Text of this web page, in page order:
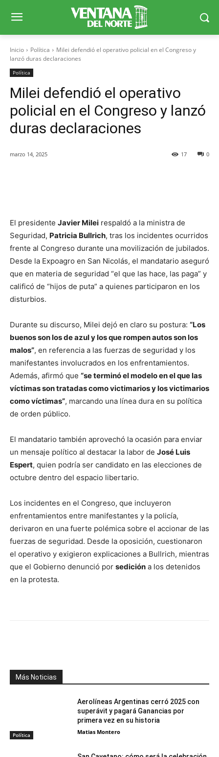
Inicio Política
Milei defendió el operativo policial en el Congreso y
lanzó duras declaraciones
Política
Milei defendió el operativo
policial en el Congreso y lanzó
duras declaraciones
marzo 14, 2025 0
17
El presidente Javier Milei respaldó a la ministra de
Seguridad, Patricia Bullrich, tras los incidentes ocurridos
frente al Congreso durante una movilización de jubilados.
Desde la Expoagro en San Nicolás, el mandatario aseguró
que en materia de seguridad “el que las hace, las paga” y
calificó de “hijos de puta” a quienes participaron en los
disturbios.
Durante su discurso, Milei dejó en claro su postura: “Los
buenos son los de azul y los que rompen autos son los
malos”, en referencia a las fuerzas de seguridad y los
manifestantes involucrados en los enfrentamientos.
Además, afirmó que “se terminó el modelo en el que las
víctimas son tratadas como victimarios y los victimarios
como víctimas”, marcando una línea dura en su política
de orden público.
El mandatario también aprovechó la ocasión para enviar
un mensaje político al destacar la labor de José Luis
Espert, quien podría ser candidato en las elecciones de
octubre dentro del espacio libertario.
Los incidentes en el Congreso, que incluyeron
enfrentamientos entre manifestantes y la policía,
derivaron en una fuerte polémica sobre el accionar de las
fuerzas de seguridad. Desde la oposición, cuestionaron
el operativo y exigieron explicaciones a Bullrich, mientras
que el Gobierno denunció por sedición a los detenidos
en la protesta.
Más Noticias
Política
Aerolíneas Argentinas cerró 2025 con
superávit y pagará Ganancias por
primera vez en su historia
Matias Montero